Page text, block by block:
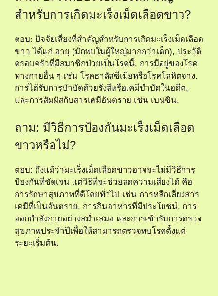
สำหรับการเกิดมะเร็งเม็ดเลือดขาว?
ตอบ: ปัจจัยเสี่ยงที่สำคัญสำหรับการเกิดมะเร็งเม็ดเลือด
ขาว ได้แก่ อายุ (มักพบในผู้ใหญ่มากกว่าเด็ก), ประวัติ
ครอบครัวที่มีสมาชิกป่วยเป็นโรคนี้, การมีอยู่ของโรค
ทางกายอื่น ๆ เช่น โรคธาลัสซีเมียหรือโรคโลหิตจาง,
การได้รับการบำบัดด้วยรังสีหรือเคมีบำบัดในอดีต,
และการสัมผัสกับสารเคมีอันตราย เช่น เบนซิน.
ถาม: มีวิธีการป้องกันมะเร็งเม็ดเลือด
ขาวหรือไม่?
ตอบ: ถึงแม้ว่ามะเร็งเม็ดเลือดขาวอาจจะไม่มีวิธีการ
ป้องกันที่ชัดเจน แต่วิธีที่จะช่วยลดความเสี่ยงได้ คือ
การรักษาสุขภาพที่ดีโดยทั่วไป เช่น การหลีกเลี่ยงสาร
เคมีที่เป็นอันตราย, การกินอาหารที่มีประโยชน์, การ
ออกกำลังกายอย่างสม่ำเสมอ และการเข้ารับการตรวจ
สุขภาพประจำปีเพื่อให้สามารถตรวจพบโรคตั้งแต่
ระยะเริ่มต้น.